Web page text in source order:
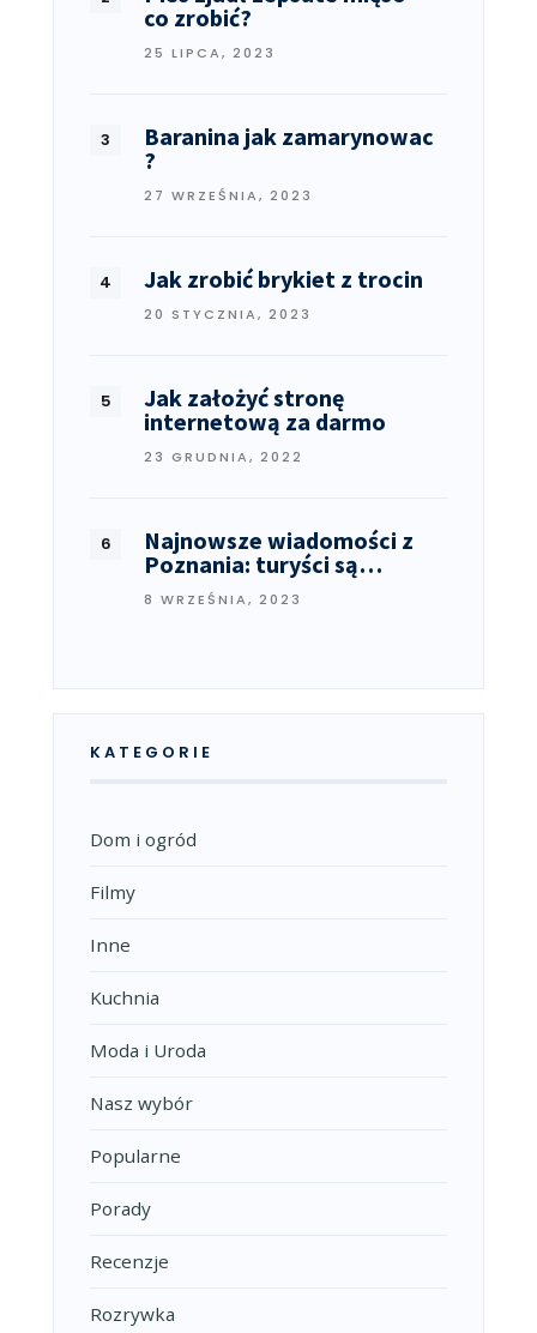
co zrobić?
25 LIPCA, 2023
Baranina jak zamarynowac
?
27 WRZEŚNIA, 2023
Jak zrobić brykiet z trocin
20 STYCZNIA, 2023
Jak założyć stronę
internetową za darmo
23 GRUDNIA, 2022
Najnowsze wiadomości z
Poznania: turyści są…
8 WRZEŚNIA, 2023
KATEGORIE
Dom i ogród
Filmy
Inne
Kuchnia
Moda i Uroda
Nasz wybór
Popularne
Porady
Recenzje
Rozrywka